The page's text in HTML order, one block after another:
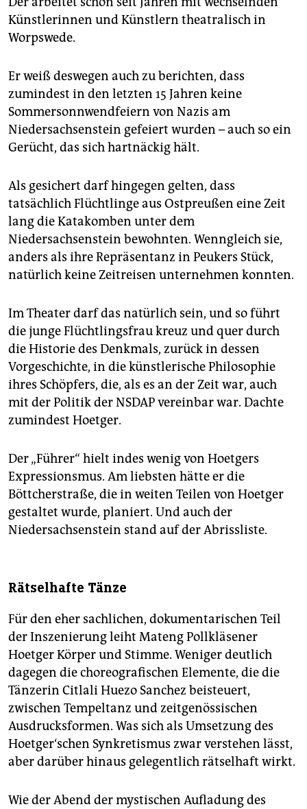
Künstlerinnen und Künstlern theatralisch in
Worpswede.
Er weiß deswegen auch zu berichten, dass
zumindest in den letzten 15 Jahren keine
Sommersonnwendfeiern von Nazis am
Niedersachsenstein gefeiert wurden – auch so ein
Gerücht, das sich hartnäckig hält.
Als gesichert darf hingegen gelten, dass
tatsächlich Flüchtlinge aus Ostpreußen eine Zeit
lang die Katakomben unter dem
Niedersachsenstein bewohnten. Wenngleich sie,
anders als ihre Repräsentanz in Peukers Stück,
natürlich keine Zeitreisen unternehmen konnten.
Im Theater darf das natürlich sein, und so führt
die junge Flüchtlingsfrau kreuz und quer durch
die Historie des Denkmals, zurück in dessen
Vorgeschichte, in die künstlerische Philosophie
ihres Schöpfers, die, als es an der Zeit war, auch
mit der Politik der NSDAP vereinbar war. Dachte
zumindest Hoetger.
Der „Führer“ hielt indes wenig von Hoetgers
Expressionsmus. Am liebsten hätte er die
Böttcherstraße, die in weiten Teilen von Hoetger
gestaltet wurde, planiert. Und auch der
Niedersachsenstein stand auf der Abrissliste.
Rätselhafte Tänze
Für den eher sachlichen, dokumentarischen Teil
der Inszenierung leiht Mateng Pollkläsener
Hoetger Körper und Stimme. Weniger deutlich
dagegen die choreografischen Elemente, die die
Tänzerin Citlali Huezo Sanchez beisteuert,
zwischen Tempeltanz und zeitgenössischen
Ausdrucksformen. Was sich als Umsetzung des
Hoetger‘schen Synkretismus zwar verstehen lässt,
aber darüber hinaus gelegentlich rätselhaft wirkt.
Wie der Abend der mystischen Aufladung des